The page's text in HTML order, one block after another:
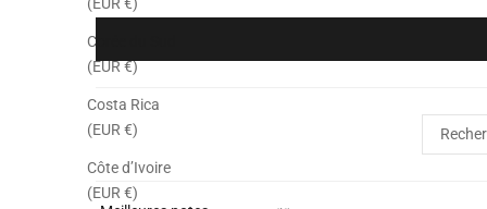
(EUR €)
Corée du Sud
(EUR €)
Costa Rica
(EUR €)
Côte d’Ivoire
(EUR €)